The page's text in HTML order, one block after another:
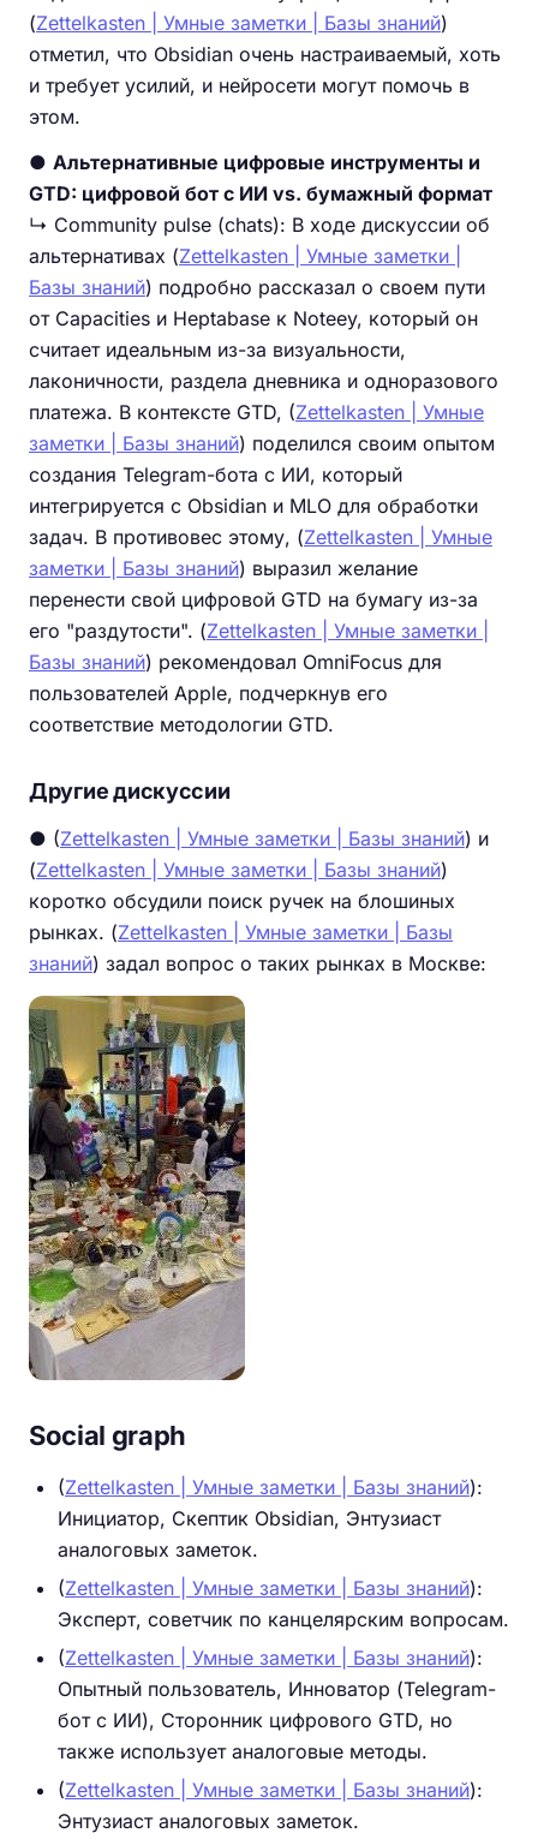
(Zettelkasten | Умные заметки | Базы знаний)
отметил, что Obsidian очень настраиваемый, хоть
и требует усилий, и нейросети могут помочь в
этом.
● Альтернативные цифровые инструменты и
GTD: цифровой бот с ИИ vs. бумажный формат
↳ Community pulse (chats): В ходе дискуссии об
альтернативах (Zettelkasten | Умные заметки |
Базы знаний) подробно рассказал о своем пути
от Capacities и Heptabase к Noteey, который он
считает идеальным из-за визуальности,
лаконичности, раздела дневника и одноразового
платежа. В контексте GTD, (Zettelkasten | Умные
заметки | Базы знаний) поделился своим опытом
создания Telegram-бота с ИИ, который
интегрируется с Obsidian и MLO для обработки
задач. В противовес этому, (Zettelkasten | Умные
заметки | Базы знаний) выразил желание
перенести свой цифровой GTD на бумагу из-за
его "раздутости". (Zettelkasten | Умные заметки |
Базы знаний) рекомендовал OmniFocus для
пользователей Apple, подчеркнув его
соответствие методологии GTD.
Другие дискуссии
● (Zettelkasten | Умные заметки | Базы знаний) и
(Zettelkasten | Умные заметки | Базы знаний)
коротко обсудили поиск ручек на блошиных
рынках. (Zettelkasten | Умные заметки | Базы
знаний) задал вопрос о таких рынках в Москве:
Social graph
(Zettelkasten | Умные заметки | Базы знаний):
Инициатор, Скептик Obsidian, Энтузиаст
аналоговых заметок.
(Zettelkasten | Умные заметки | Базы знаний):
Эксперт, советчик по канцелярским вопросам.
(Zettelkasten | Умные заметки | Базы знаний):
Опытный пользователь, Инноватор (Telegram-
бот с ИИ), Сторонник цифрового GTD, но
также использует аналоговые методы.
(Zettelkasten | Умные заметки | Базы знаний):
Энтузиаст аналоговых заметок.